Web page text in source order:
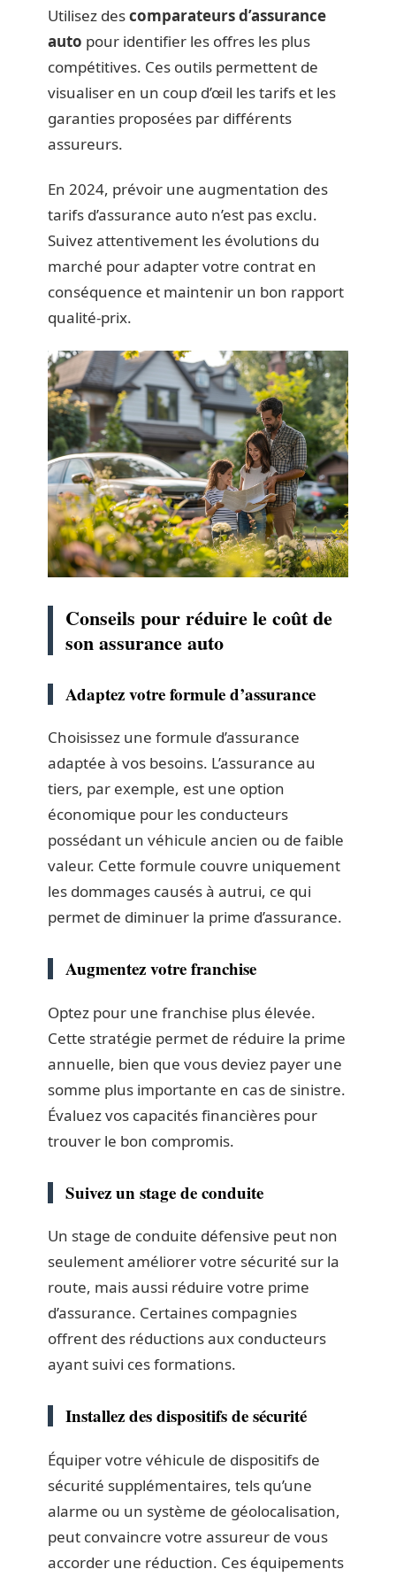
Utilisez descomparateurs d’assurance
auto pour identifier les offres les plus
compétitives. Ces outils permettent de
visualiser en un coup d’œil les tarifs et les
garanties proposées par différents
assureurs.
En 2024, prévoir une augmentation des
tarifs d’assurance auto n’est pas exclu.
Suivez attentivement les évolutions du
marché pour adapter votre contrat en
conséquence et maintenir un bon rapport
qualité-prix.
Conseils pour réduire le coût de
son assurance auto
Adaptez votre formule d’assurance
Choisissez une formule d’assurance
adaptée à vos besoins. L’assurance au
tiers, par exemple, est une option
économique pour les conducteurs
possédant un véhicule ancien ou de faible
valeur. Cette formule couvre uniquement
les dommages causés à autrui, ce qui
permet de diminuer la prime d’assurance.
Augmentez votre franchise
Optez pour une franchise plus élevée.
Cette stratégie permet de réduire la prime
annuelle, bien que vous deviez payer une
somme plus importante en cas de sinistre.
Évaluez vos capacités financières pour
trouver le bon compromis.
Suivez un stage de conduite
Un stage de conduite défensive peut non
seulement améliorer votre sécurité sur la
route, mais aussi réduire votre prime
d’assurance. Certaines compagnies
offrent des réductions aux conducteurs
ayant suivi ces formations.
Installez des dispositifs de sécurité
Équiper votre véhicule de dispositifs de
sécurité supplémentaires, tels qu’une
alarme ou un système de géolocalisation,
peut convaincre votre assureur de vous
accorder une réduction. Ces équipements